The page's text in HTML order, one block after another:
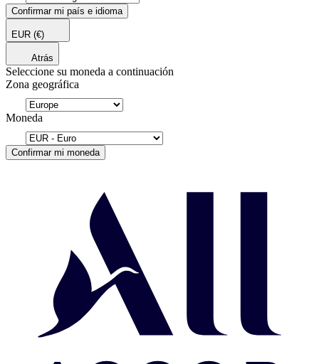
Confirmar mi país e idioma
EUR (€)
Atrás
Seleccione su moneda a continuación
Zona geográfica
Moneda
Confirmar mi moneda